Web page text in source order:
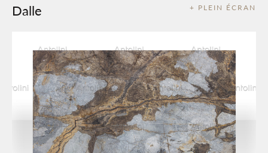
+ PLEIN ÉCRAN
Dalle